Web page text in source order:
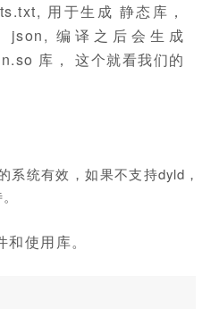
用于生成 静态库，
json, 编译之后会生成
库， 这个就看我们的
系统有效，如果不支持dyld，
使用库。